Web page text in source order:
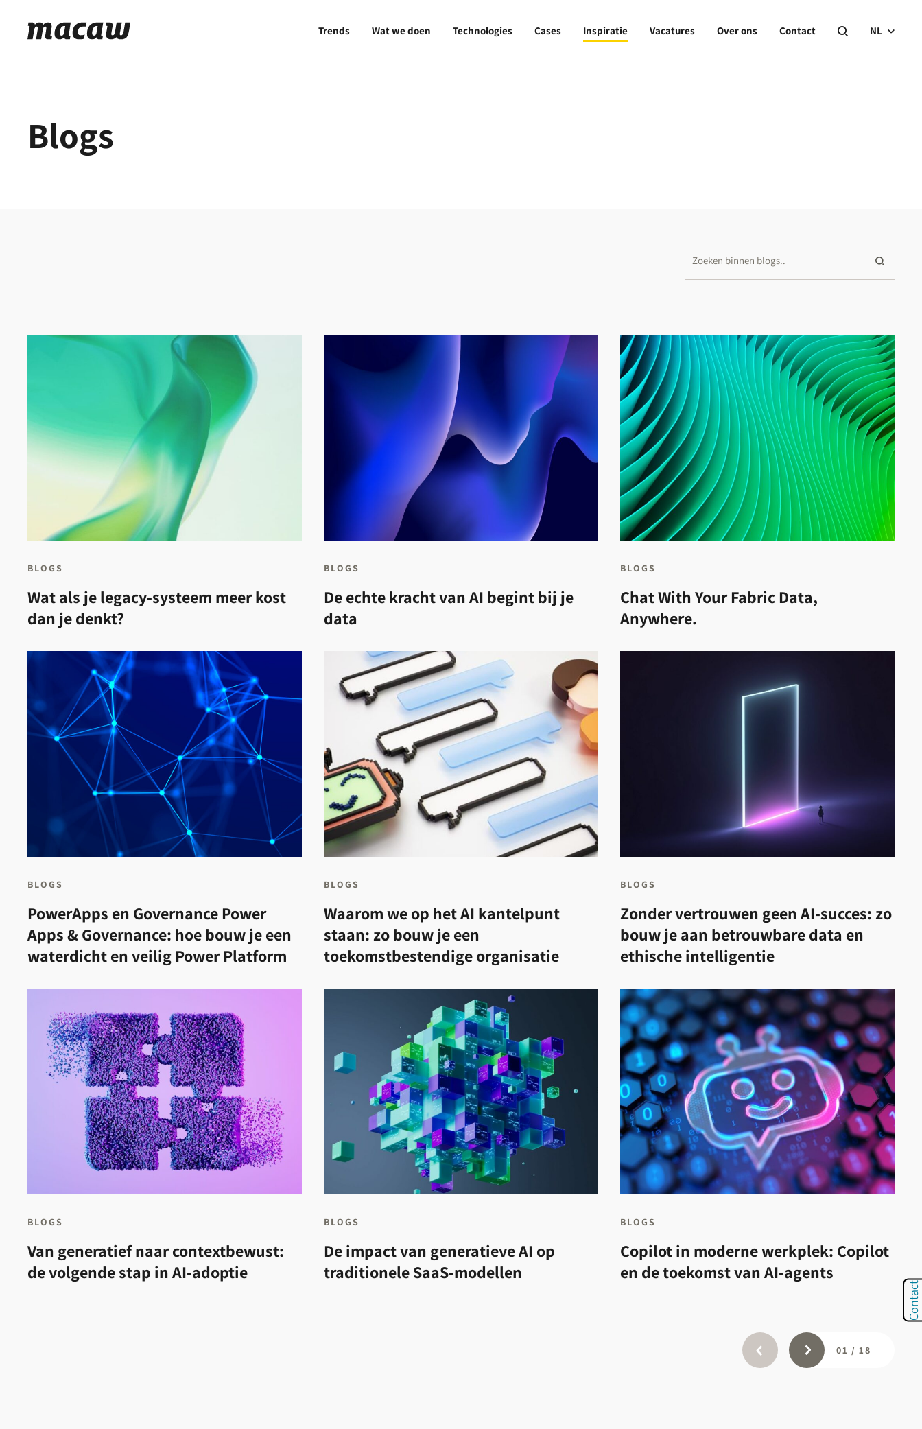
Trends Wat we doen Technologies Cases Inspiratie Vacatures Over ons Contact NL
Blogs
BLOGS
Wat als je legacy-systeem meer kost
dan je denkt?
BLOGS
De echte kracht van AI begint bij je
data
BLOGS
Chat With Your Fabric Data,
Anywhere.
BLOGS
PowerApps en Governance Power
Apps & Governance: hoe bouw je een
waterdicht en veilig Power Platform
BLOGS
Waarom we op het AI kantelpunt
staan: zo bouw je een
toekomstbestendige organisatie
BLOGS
Zonder vertrouwen geen AI-succes: zo
bouw je aan betrouwbare data en
ethische intelligentie
BLOGS
Van generatief naar contextbewust:
de volgende stap in AI-adoptie
BLOGS
De impact van generatieve AI op
traditionele SaaS-modellen
BLOGS
Copilot in moderne werkplek: Copilot
en de toekomst van AI-agents
01 / 18
Contact